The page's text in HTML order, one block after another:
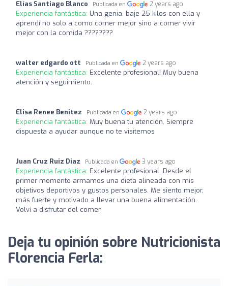
Elías Santiago Blanco Publicada en 2 years ago
Experiencia fantástica: Una genia, baje 25 kilos con ella y
aprendí no solo a como comer mejor sino a comer vivir
mejor con la comida ????????
walter edgardo ott Publicada en 2 years ago
Experiencia fantástica: Excelente profesional! Muy buena
atención y seguimiento.
Elisa Renee Benitez Publicada en 2 years ago
Experiencia fantástica: Muy buena tu atención. Siempre
dispuesta a ayudar aunque no te visitemos
Juan Cruz Ruiz Diaz Publicada en 3 years ago
Experiencia fantástica: Excelente profesional. Desde el
primer momento armamos una dieta alineada con mis
objetivos deportivos y gustos personales. Me siento mejor,
más fuerte y motivado a llevar una buena alimentación.
Volví a disfrutar del comer
Deja tu opinión sobre Nutricionista
Florencia Ferla: